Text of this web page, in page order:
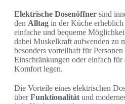
Elektrische Dosenöffner sind
den Alltag in der Küche
einfache und bequeme
dabei Muskelkraft aufwenden zu
besonders vorteilhaft für
Einschränkungen oder einfach
Komfort legen.
Die Vorteile eines elektrischen
überFunktionalität und